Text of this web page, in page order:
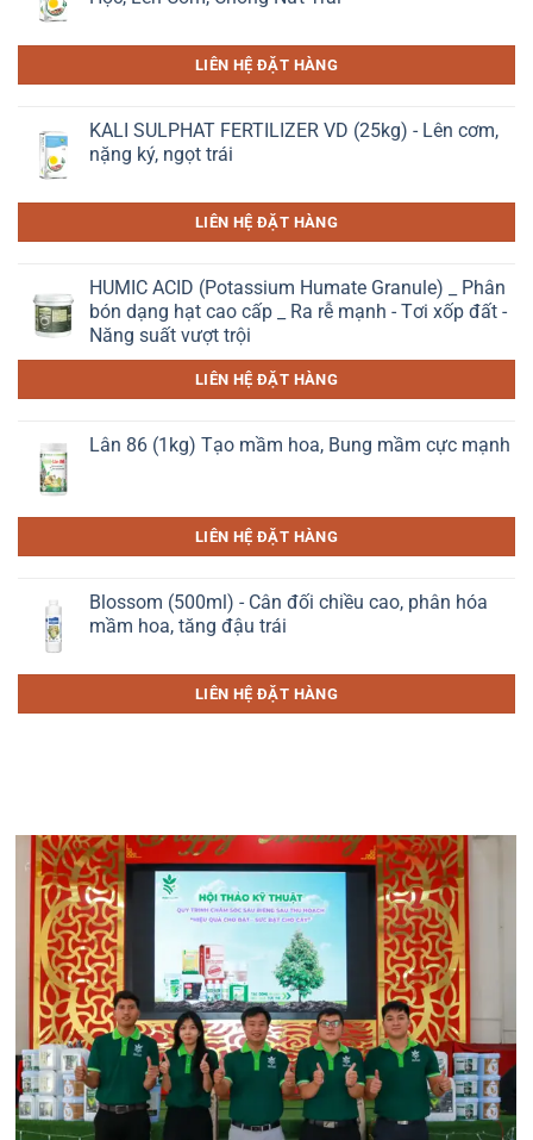
LIÊN HỆ ĐẶT HÀNG
KALI SULPHAT FERTILIZER VD (25kg) - Lên cơm,
nặng ký, ngọt trái
LIÊN HỆ ĐẶT HÀNG
HUMIC ACID (Potassium Humate Granule) _ Phân
bón dạng hạt cao cấp _ Ra rễ mạnh - Tơi xốp đất -
Năng suất vượt trội
LIÊN HỆ ĐẶT HÀNG
Lân 86 (1kg) Tạo mầm hoa, Bung mầm cực mạnh
LIÊN HỆ ĐẶT HÀNG
Blossom (500ml) - Cân đối chiều cao, phân hóa
mầm hoa, tăng đậu trái
LIÊN HỆ ĐẶT HÀNG